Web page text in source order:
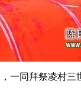
一同拜祭凌村